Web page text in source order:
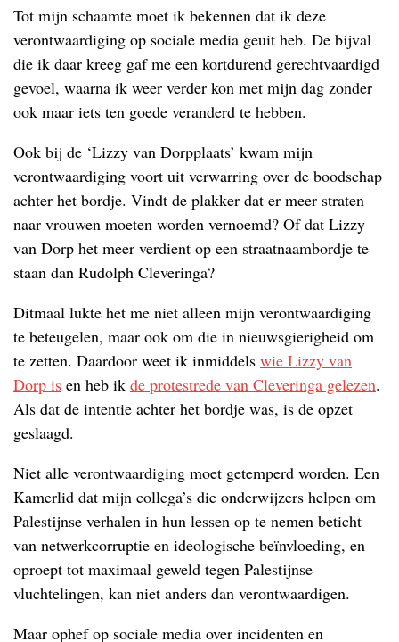
Tot mijn schaamte moet ik bekennen dat ik deze
verontwaardiging op sociale media geuit heb. De bijval
die ik daar kreeg gaf me een kortdurend gerechtvaardigd
gevoel, waarna ik weer verder kon met mijn dag zonder
ook maar iets ten goede veranderd te hebben.
Ook bij de ‘Lizzy van Dorpplaats’ kwam mijn
verontwaardiging voort uit verwarring over de boodschap
achter het bordje. Vindt de plakker dat er meer straten
naar vrouwen moeten worden vernoemd? Of dat Lizzy
van Dorp het meer verdient op een straatnaambordje te
staan dan Rudolph Cleveringa?
Ditmaal lukte het me niet alleen mijn verontwaardiging
te beteugelen, maar ook om die in nieuwsgierigheid om
te zetten. Daardoor weet ik inmiddels wie Lizzy van
Dorp is en heb ik de protestrede van Cleveringa gelezen.
Als dat de intentie achter het bordje was, is de opzet
geslaagd.
Niet alle verontwaardiging moet getemperd worden. Een
Kamerlid dat mijn collega’s die onderwijzers helpen om
Palestijnse verhalen in hun lessen op te nemen beticht
van netwerkcorruptie en ideologische beïnvloeding, en
oproept tot maximaal geweld tegen Palestijnse
vluchtelingen, kan niet anders dan verontwaardigen.
Maar ophef op sociale media over incidenten en